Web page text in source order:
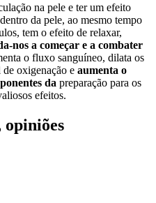
na pele e ter um efeito
da pele, ao mesmo tempo
tem o efeito de relaxar,
nos a começar e a combater
o fluxo sanguíneo, dilata os
de oxigenação e aumenta o
da preparação para os
efeitos.